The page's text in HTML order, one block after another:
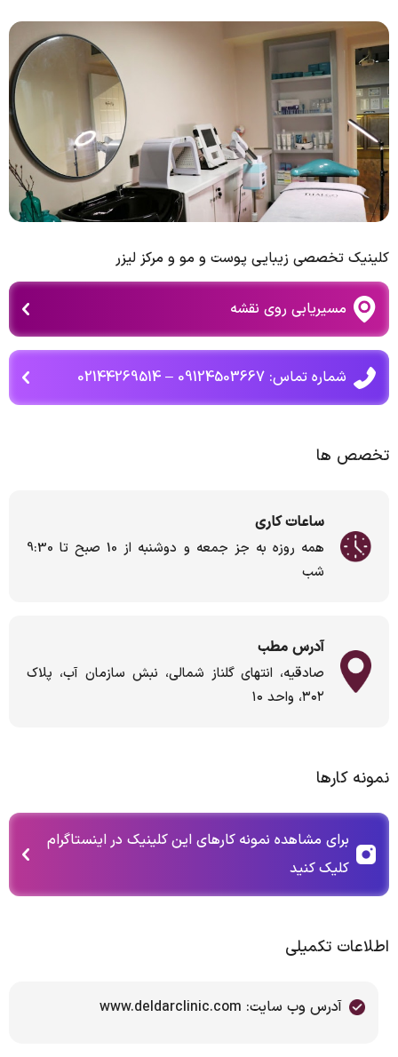
کلینیک تخصصی زیبایی پوست و مو و مرکز لیزر
مسیریابی روی نقشه
شماره تماس: 09124503667 – 02144269514
تخصص ها
ساعات کاری
همه روزه به جز جمعه و دوشنبه از 10 صبح تا 9:30
شب
آدرس مطب
صادقیه، انتهای گلناز شمالی، نبش سازمان آب، پلاک
۳۰۲، واحد ۱۰
نمونه کارها
برای مشاهده نمونه کارهای این کلینیک در اینستاگرام
کلیک کنید
اطلاعات تکمیلی
آدرس وب سایت: www.deldarclinic.com